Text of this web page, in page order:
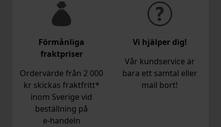
Förmånliga
fraktpriser
Ordervärde från 2 000
kr skickas fraktfritt*
inom Sverige vid
beställning på
e‑handeln
Vi hjälper dig!
Vår kundservice är
bara ett samtal eller
mail bort!